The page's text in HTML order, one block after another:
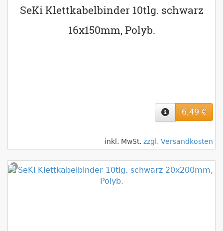
SeKi Klettkabelbinder 10tlg. schwarz
16x150mm, Polyb.
6,49 €
inkl. MwSt. zzgl. Versandkosten